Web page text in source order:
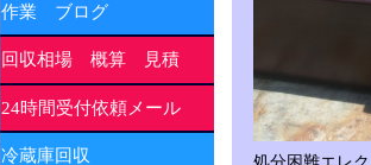
作業 ブログ
回収相場 概算 見積
24時間受付依頼メール
冷蔵庫回収